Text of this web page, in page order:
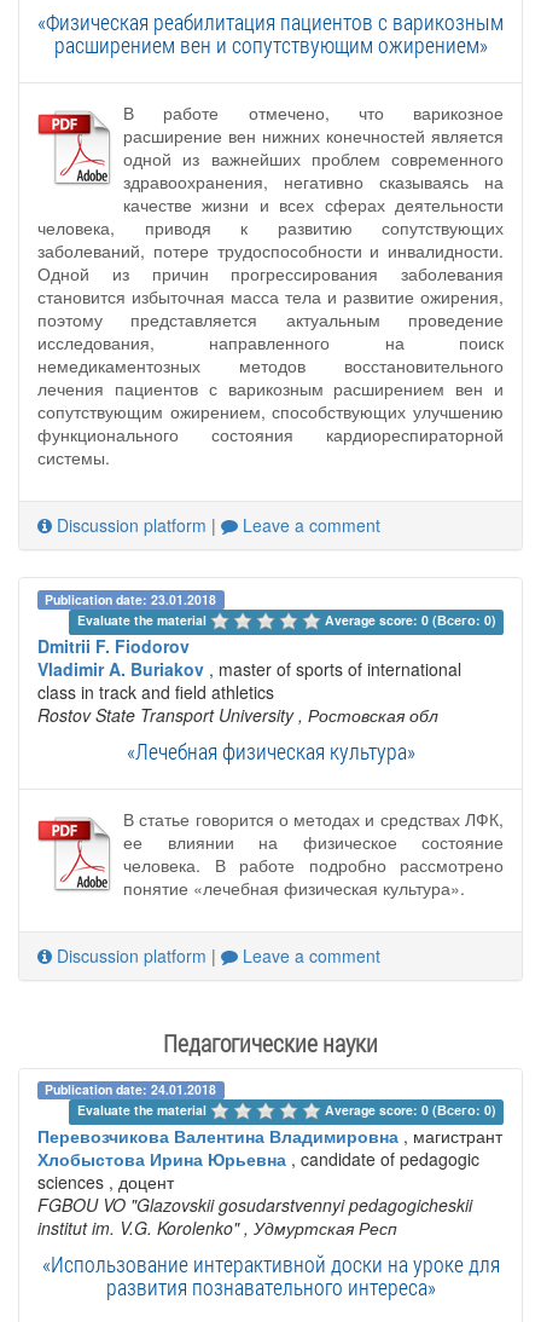
«Физическая реабилитация пациентов с варикозным
расширением вен и сопутствующим ожирением»
В работе отмечено, что варикозное
расширение вен нижних конечностей является
одной из важнейших проблем современного
здравоохранения, негативно сказываясь на
качестве жизни и всех сферах деятельности
человека, приводя к развитию сопутствующих
заболеваний, потере трудоспособности и инвалидности.
Одной из причин прогрессирования заболевания
становится избыточная масса тела и развитие ожирения,
поэтому представляется актуальным проведение
исследования, направленного на поиск
немедикаментозных методов восстановительного
лечения пациентов с варикозным расширением вен и
сопутствующим ожирением, способствующих улучшению
функционального состояния кардиореспираторной
системы.
Discussion platform | Leave a comment
Publication date: 23.01.2018
Evaluate the material
Average score: 0 (Всего: 0)
Dmitrii F. Fiodorov
Vladimir A. Buriakov , master of sports of international
class in track and field athletics
Rostov State Transport University , Ростовская обл
«Лечебная физическая культура»
В статье говорится о методах и средствах ЛФК,
ее влиянии на физическое состояние
человека. В работе подробно рассмотрено
понятие «лечебная физическая культура».
Discussion platform | Leave a comment
Педагогические науки
Publication date: 24.01.2018
Evaluate the material
Average score: 0 (Всего: 0)
Перевозчикова Валентина Владимировна , магистрант
Хлобыстова Ирина Юрьевна , candidate of pedagogic
sciences , доцент
FGBOU VO "Glazovskii gosudarstvennyi pedagogicheskii
institut im. V.G. Korolenko" , Удмуртская Респ
«Использование интерактивной доски на уроке для
развития познавательного интереса»